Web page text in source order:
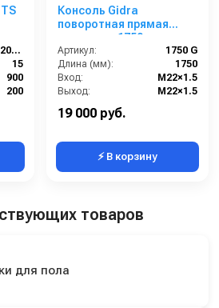
T-NMT1520RN
15
900
200
Консоль Gidra
поворотная прямая
стандарт, 1750 мм
Артикул:
1750 G
Длина (мм):
1750
Вход:
M22×1.5
Выход:
M22×1.5
19 000 руб.
⚡ В корзину
товаров
для пола